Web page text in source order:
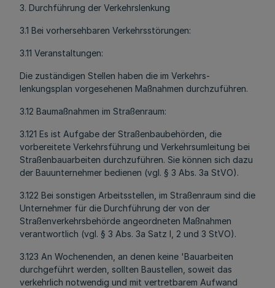
3. Durchführung der Verkehrslenkung
3.1 Bei vorhersehbaren Verkehrsstörungen:
3.11 Veranstaltungen:
Die zuständigen Stellen haben die im Verkehrs-
lenkungsplan vorgesehenen Maßnahmen durchzuführen.
3.12 Baumaßnahmen im Straßenraum:
3.121 Es ist Aufgabe der Straßenbaubehörden, die
vorbereitete Verkehrsführung und Verkehrsumleitung bei
Straßenbauarbeiten durchzuführen. Sie können sich dazu
der Bauunternehmer bedienen (vgl. § 3 Abs. 3a StVO).
3.122 Bei sonstigen Arbeitsstellen, im Straßenraum sind die
Unternehmer für die Durchführung der von der
Straßenverkehrsbehörde angeordneten Maßnahmen
verantwortlich (vgl. § 3 Abs. 3a Satz l, 2 und 3 StVO).
3.123 An Wochenenden, an denen keine 'Bauarbeiten
durchgeführt werden, sollten Baustellen, soweit das
verkehrlich notwendig und mit vertretbarem Aufwand